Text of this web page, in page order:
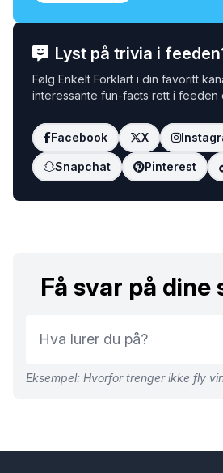
Lyst på trivia i
Følg Enkelt Forklart i din favoritt
interessante fun-facts rett i feeden
Facebook X
Snapchat Pinterest
Få svar på dine
Eksempel: Hvorfor trenger ikke fly